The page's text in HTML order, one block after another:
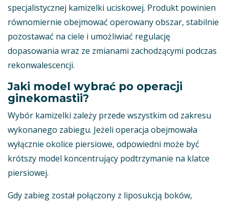
specjalistycznej kamizelki uciskowej. Produkt powinien
równomiernie obejmować operowany obszar, stabilnie
pozostawać na ciele i umożliwiać regulację
dopasowania wraz ze zmianami zachodzącymi podczas
rekonwalescencji.
Jaki model wybrać po operacji
ginekomastii?
Wybór kamizelki zależy przede wszystkim od zakresu
wykonanego zabiegu. Jeżeli operacja obejmowała
wyłącznie okolice piersiowe, odpowiedni może być
krótszy model koncentrujący podtrzymanie na klatce
piersiowej.
Gdy zabieg został połączony z liposukcją boków,